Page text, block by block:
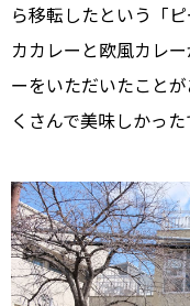
ら移転したという「
カカレーと欧風カレ
ーをいただいたこと
くさんで美味しかった